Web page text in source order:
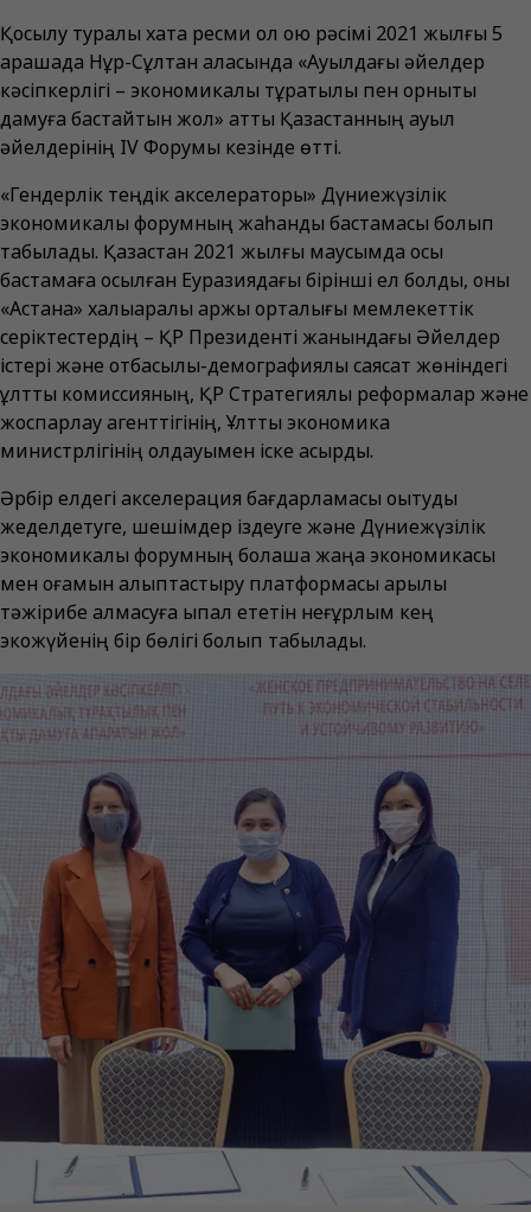
Қосылу туралы хатқа ресми қол қою рәсімі 2021 жылғы 5
қарашада Нұр-Сұлтан қаласында «Ауылдағы әйелдер
кәсіпкерлігі – экономикалық тұрақтылық пен орнықты
дамуға бастайтын жол» атты Қазақстанның ауыл
әйелдерінің IV Форумы кезінде өтті.
«Гендерлік теңдік акселераторы» Дүниежүзілік
экономикалық форумның жаһандық бастамасы болып
табылады. Қазақстан 2021 жылғы маусымда осы
бастамаға қосылған Еуразиядағы бірінші ел болды, оны
«Астана» халықаралық қаржы орталығы мемлекеттік
серіктестердің – ҚР Президенті жанындағы Әйелдер
істері және отбасылық-демографиялық саясат жөніндегі
ұлттық комиссияның, ҚР Стратегиялық реформалар және
жоспарлау агенттігінің, Ұлттық экономика
министрлігінің қолдауымен іске асырды.
Әрбір елдегі акселерация бағдарламасы оқытуды
жеделдетуге, шешімдер іздеуге және Дүниежүзілік
экономикалық форумның болашақ жаңа экономикасы
мен қоғамын қалыптастыру платформасы арқылы
тәжірибе алмасуға ықпал ететін неғұрлым кең
экожүйенің бір бөлігі болып табылады.